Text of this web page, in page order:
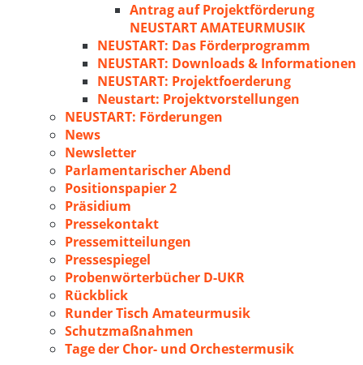
Antrag auf Projektförderung
NEUSTART AMATEURMUSIK
NEUSTART: Das Förderprogramm
NEUSTART: Downloads & Informationen
NEUSTART: Projektfoerderung
Neustart: Projektvorstellungen
NEUSTART: Förderungen
News
Newsletter
Parlamentarischer Abend
Positionspapier 2
Präsidium
Pressekontakt
Pressemitteilungen
Pressespiegel
Probenwörterbücher D-UKR
Rückblick
Runder Tisch Amateurmusik
Schutzmaßnahmen
Tage der Chor- und Orchestermusik